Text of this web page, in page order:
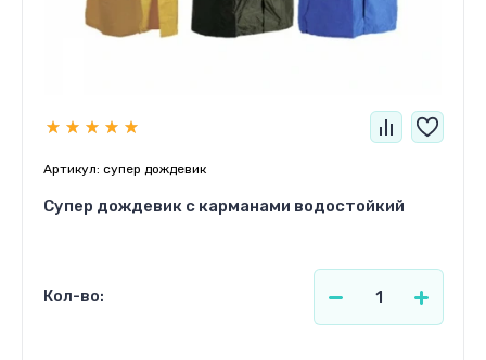
Артикул: супер дождевик
Супер дождевик с карманами водостойкий
Кол-во: